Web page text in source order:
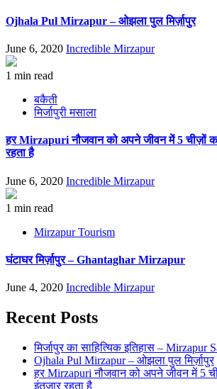
Ojhala Pul Mirzapur – ओझला पुल मिर्ज़ापुर
June 6, 2020 Incredible Mirzapur
1 min read
बकैती
मिर्जापुरी मसाला
हर Mirzapuri नौजवान को अपने जीवन में 5 चीज़ों
रहता है
June 6, 2020 Incredible Mirzapur
1 min read
Mirzapur Tourism
घंटाघर मिर्ज़ापुर – Ghantaghar Mirzapur
June 4, 2020 Incredible Mirzapur
Recent Posts
मिर्जापुर का साहित्यिक इतिहास – Mirzapur
Ojhala Pul Mirzapur – ओझला पुल मिर्ज़ापुर
हर Mirzapuri नौजवान को अपने जीवन में 5
इंतज़ार रहता है